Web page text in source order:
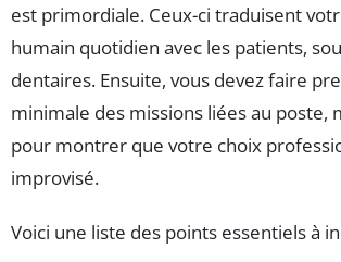
est primordiale. Ceux-ci traduisent
humain quotidien avec les patients,
dentaires. Ensuite, vous devez faire
minimale des missions liées au
pour montrer que votre choix
improvisé.
Voici une liste des points essentiels à